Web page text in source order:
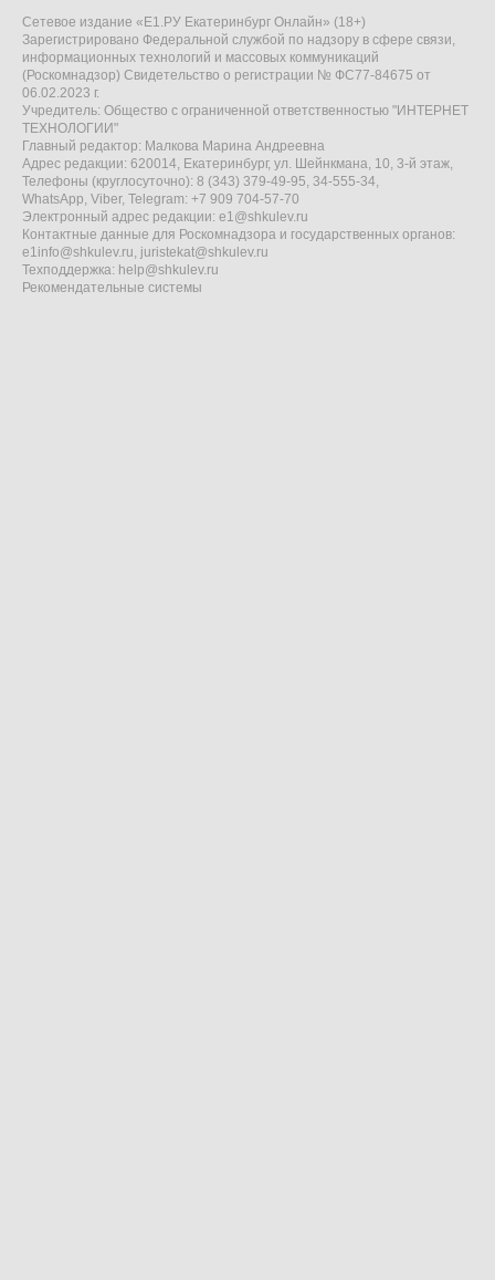
Сетевое издание «Е1.РУ Екатеринбург Онлайн» (18+)
Зарегистрировано Федеральной службой по надзору в сфере связи,
информационных технологий и массовых коммуникаций
(Роскомнадзор) Свидетельство о регистрации № ФС77-84675 от
06.02.2023 г.
Учредитель: Общество с ограниченной ответственностью "ИНТЕРНЕТ
ТЕХНОЛОГИИ"
Главный редактор: Малкова Марина Андреевна
Адрес редакции: 620014, Екатеринбург, ул. Шейнкмана, 10, 3-й этаж,
Телефоны (круглосуточно): 8 (343) 379-49-95, 34-555-34,
WhatsApp, Viber, Telegram: +7 909 704-57-70
Электронный адрес редакции: e1@shkulev.ru
Контактные данные для Роскомнадзора и государственных органов:
e1info@shkulev.ru, juristekat@shkulev.ru
Техподдержка: help@shkulev.ru
Рекомендательные системы